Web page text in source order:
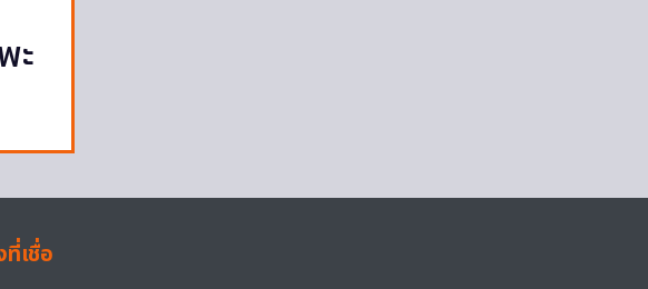
ะ
เชื่อ